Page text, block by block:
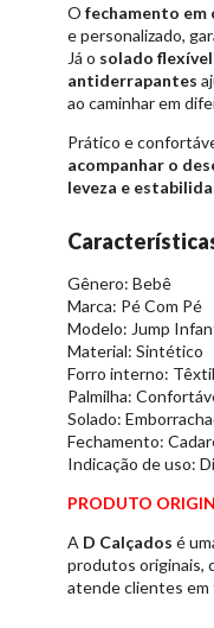
O fechamento em
e personalizado,
Já o solado
antiderrapantes
ao caminhar em
Prático e
acompanhar o
leveza e
Gênero: Bebê
Marca: Pé Com Pé
Modelo: Jump
Material: Sintético
Forro interno: Têxtil
Palmilha:
Solado:
Fechamento:
Indicação de uso:
PRODUTO
A D Calçados é
produtos originais,
atende clientes em